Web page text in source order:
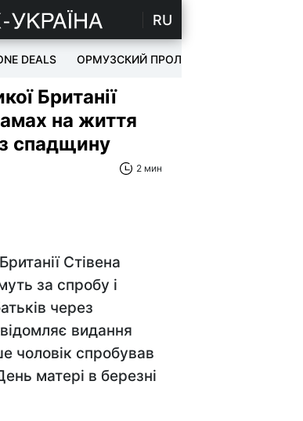
RU
DEALS ОРМУЗСКИЙ ПРОЛИВ
Британії
на життя
спадщину
2 мин
Стівена
за спробу і
через
видання
чоловік спробував
матері в березні